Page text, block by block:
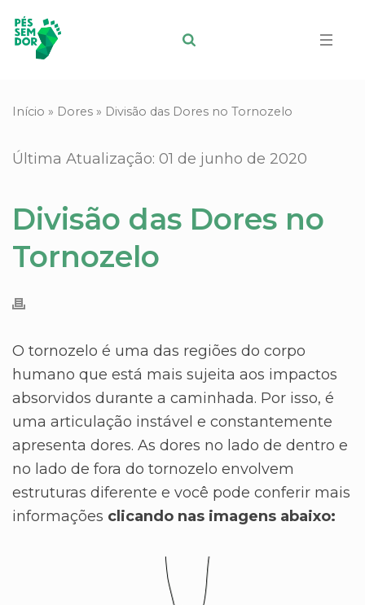
Início » Dores » Divisão das Dores no Tornozelo
Última Atualização: 01 de junho de 2020
Divisão das Dores no
Tornozelo
O tornozelo é uma das regiões do corpo
humano que está mais sujeita aos impactos
absorvidos durante a caminhada. Por isso, é
uma articulação instável e constantemente
apresenta dores. As dores no lado de dentro e
no lado de fora do tornozelo envolvem
estruturas diferente e você pode conferir mais
informações clicando nas imagens abaixo: